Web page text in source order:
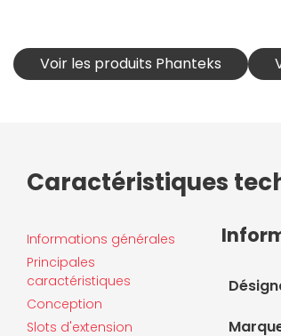
Voir les produits Phanteks
Caractéristiques
Informations générales
Principales
caractéristiques
Conception
Slots d'extension